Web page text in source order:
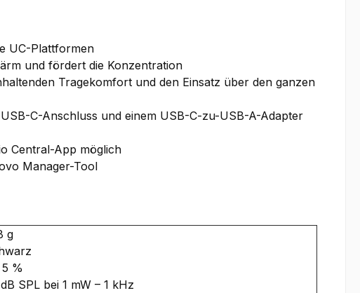
UC-Plattformen
und fördert die Konzentration
Tragekomfort und den Einsatz über den ganzen
C-Anschluss und einem USB-C-zu-USB-A-Adapter
Central-App möglich
Manager-Tool
g
%
SPL bei 1 mW – 1 kHz